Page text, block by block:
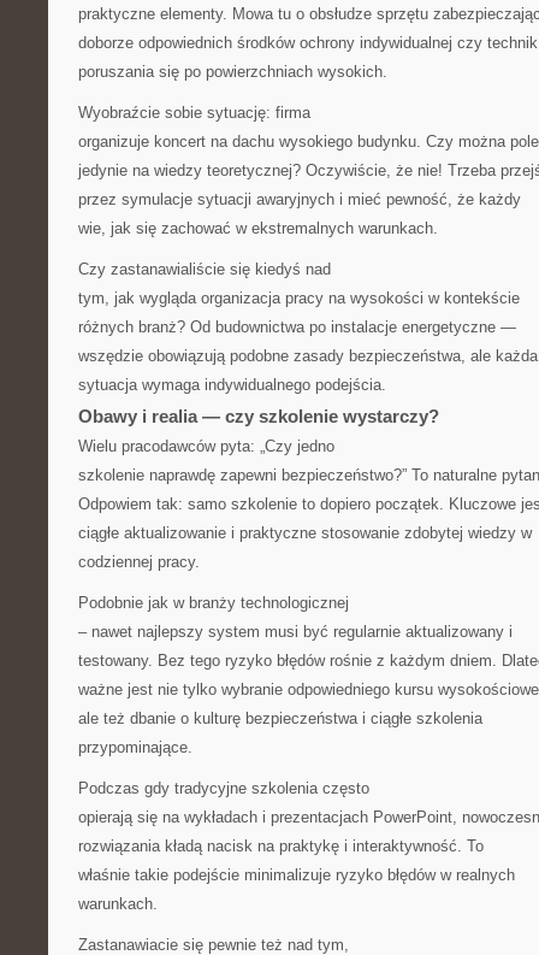
praktyczne elementy. Mowa tu o obsłudze sprzętu
doborze odpowiednich środków ochrony indywidualnej czy technik
poruszania się po powierzchniach wysokich.
Wyobraźcie sobie sytuację: firma
organizuje koncert na dachu wysokiego budynku. Czy można
jedynie na wiedzy teoretycznej? Oczywiście, że nie! Trzeba
przez symulacje sytuacji awaryjnych i mieć pewność, że każdy
wie, jak się zachować w ekstremalnych warunkach.
Czy zastanawialiście się kiedyś nad
tym, jak wygląda organizacja pracy na wysokości w kontekście
różnych branż? Od budownictwa po instalacje energetyczne —
wszędzie obowiązują podobne zasady bezpieczeństwa, ale każda
sytuacja wymaga indywidualnego podejścia.
Obawy i realia — czy szkolenie wystarczy?
Wielu pracodawców pyta: „Czy jedno
szkolenie naprawdę zapewni bezpieczeństwo?” To naturalne
Odpowiem tak: samo szkolenie to dopiero początek. Kluczowe
ciągłe aktualizowanie i praktyczne stosowanie zdobytej wiedzy w
codziennej pracy.
Podobnie jak w branży technologicznej
– nawet najlepszy system musi być regularnie aktualizowany i
testowany. Bez tego ryzyko błędów rośnie z każdym dniem.
ważne jest nie tylko wybranie odpowiedniego kursu
ale też dbanie o kulturę bezpieczeństwa i ciągłe szkolenia
przypominające.
Podczas gdy tradycyjne szkolenia często
opierają się na wykładach i prezentacjach PowerPoint,
rozwiązania kładą nacisk na praktykę i interaktywność. To
właśnie takie podejście minimalizuje ryzyko błędów w realnych
warunkach.
Zastanawiacie się pewnie też nad tym,